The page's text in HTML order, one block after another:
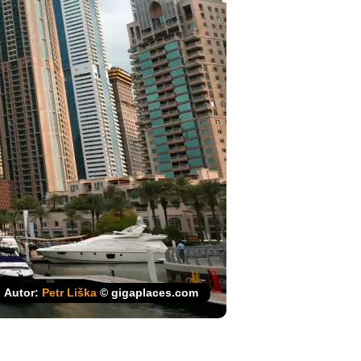
Autor: Petr Liška © gigaplaces.com